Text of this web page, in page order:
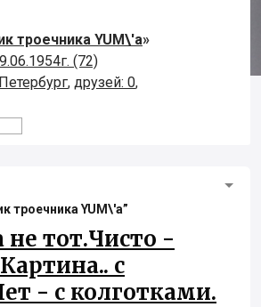
троечника YUM\'а»
(72)
, друзей: 0,
троечника YUM\'а”
тот.Чисто -
с
- с колготками.